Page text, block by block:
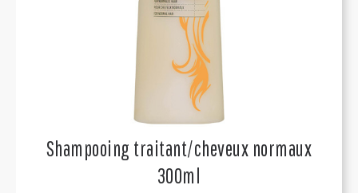
Shampooing traitant/cheveux normaux
300ml